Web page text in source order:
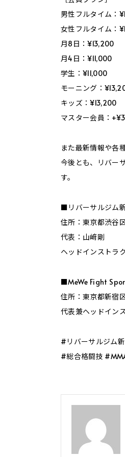
男性フルタイム：
女性フルタイム：
月8日：¥13,200
月4日：¥11,000
学生：¥11,000
モーニング：
キッズ：¥13,200
マスター会員：
また最新情報や各
今後とも、リバー
す。
■リバーサルジム
住所：東京都渋谷
代表：山﨑剛
ヘッドインストラ
■MeWe Fight
住所：東京都新宿
代表兼ヘッドイン
#リバーサルジム
#総合格闘技